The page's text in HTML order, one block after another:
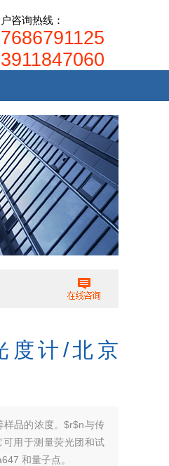
咨询热线：
度计/北京
样品的浓度。$r$n与传
用于测量荧光团和试
和量子点。